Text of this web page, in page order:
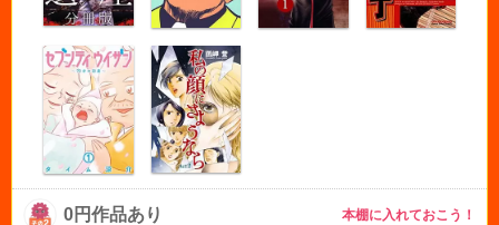
0円作品あり 本棚に入れておこう！